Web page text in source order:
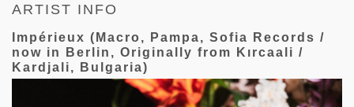
ARTIST INFO
Impérieux (Macro, Pampa, Sofia Records /
now in Berlin, Originally from Kırcaali /
Kardjali, Bulgaria)